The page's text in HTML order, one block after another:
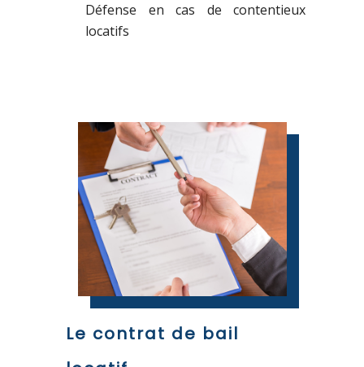
Défense en cas de contentieux
locatifs
Le contrat de bail